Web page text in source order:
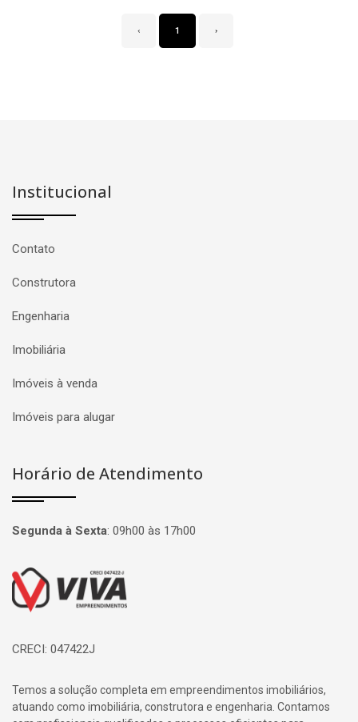
‹ 1 ›
Institucional
Contato
Construtora
Engenharia
Imobiliária
Imóveis à venda
Imóveis para alugar
Horário de Atendimento
Segunda à Sexta: 09h00 às 17h00
Página inicial
CRECI: 047422J
Temos a solução completa em empreendimentos imobiliários,
atuando como imobiliária, construtora e engenharia. Contamos